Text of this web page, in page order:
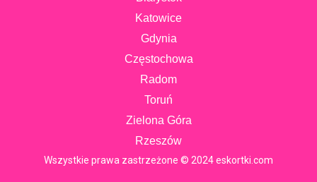
Katowice
Gdynia
Częstochowa
Radom
Toruń
Zielona Góra
Rzeszów
Wszystkie prawa zastrzeżone © 2024 eskortki.com